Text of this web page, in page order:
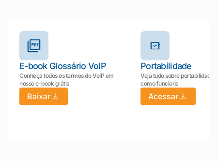
E-book Glossário VoIP
Conheça todos os termos do VoIP em
nosso e-book grátis
Baixar
Portabilidade
Veja tudo sobre portabilidade:
como funciona
Acessar